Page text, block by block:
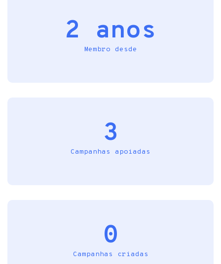
2 anos
Membro desde
3
Campanhas apoiadas
0
Campanhas criadas